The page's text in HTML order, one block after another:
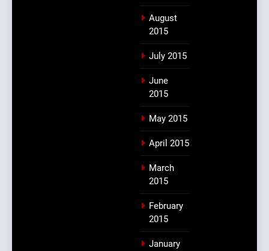
August
2015
July 2015
June
2015
May 2015
April 2015
March
2015
February
2015
January